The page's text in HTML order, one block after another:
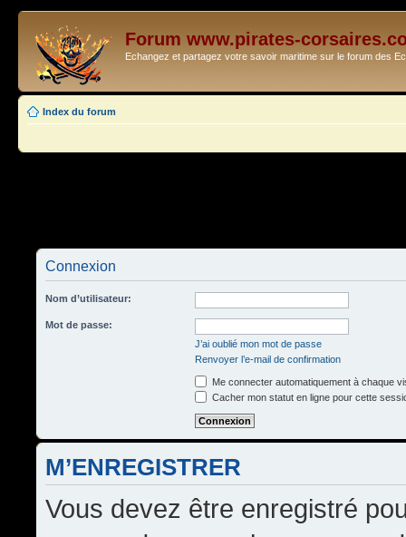
Forum www.pirates-
Echangez et partagez votre savoir maritime sur le forum des
Index du forum
Connexion
Nom d’utilisateur:
Mot de passe:
J’ai oublié mon mot de passe
Renvoyer l’e-mail de confirmation
Me connecter automatiquement à chaque
Cacher mon statut en ligne pour cette
M’ENREGISTRER
Vous devez être enregistré